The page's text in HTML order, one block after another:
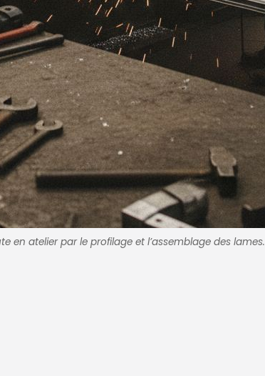
en atelier par le profilage et l’assemblage des lames.